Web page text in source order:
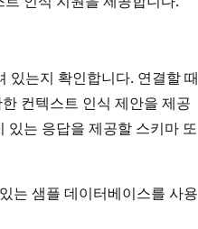
있는지 확인합니다. 연결할 때
컨텍스트 인식 제안을 제공
있는 응답을 제공할 스키마 또
는 샘플 데이터베이스를 사용